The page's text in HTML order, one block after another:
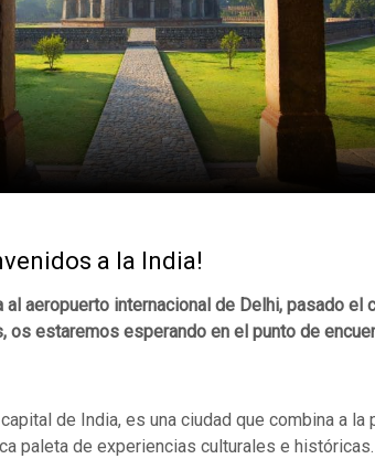
a la India!
al aeropuerto internacional de Delhi, pasado el
os estaremos esperando en el punto de
de India, es una ciudad que combina a
paleta de experiencias culturales e históricas.